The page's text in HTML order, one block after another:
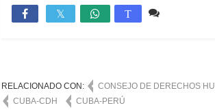
 T
RELACIONADO CON:
CONSEJO DE DERECHOS
CUBA-CDH
CUBA-PERÚ